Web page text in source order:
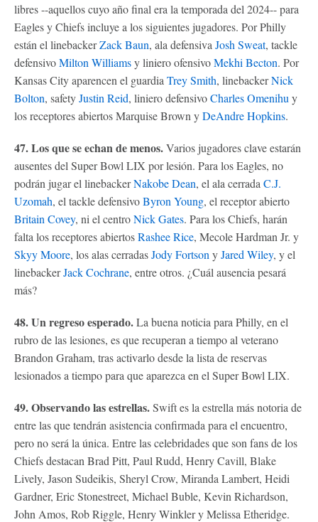
libres --aquellos cuyo año final era la temporada del 2024-- para
Eagles y Chiefs incluye a los siguientes jugadores. Por Philly
están el linebackerZack Baun, ala defensiva Josh Sweat, tackle
defensivoMilton Williamsy liniero ofensivoMekhi Becton. Por
Kansas City aparencen el guardia Trey Smith, linebackerNick
Bolton, safetyJustin Reid, liniero defensivoCharles Omenihu y
los receptores abiertos Marquise Brown yDeAndre Hopkins.
47. Los que se echan de menos.Varios jugadores clave estarán
ausentes del Super Bowl LIX por lesión. Para los Eagles, no
podrán jugar el linebackerNakobe Dean, el ala cerrada C.J.
Uzomah, el tackle defensivoByron Young, el receptor abierto
Britain Covey, ni el centroNick Gates. Para los Chiefs, harán
falta los receptores abiertosRashee Rice, Mecole Hardman Jr. y
Skyy Moore, los alas cerradasJody Fortson yJared Wiley, y el
linebackerJack Cochrane, entre otros. ¿Cuál ausencia pesará
más?
48. Un regreso esperado.La buena noticia para Philly, en el
rubro de las lesiones, es que recuperan a tiempo al veterano
Brandon Graham, tras activarlo desde la lista de reservas
lesionados a tiempo para que aparezca en el Super Bowl LIX.
49. Observando las estrellas.Swift es la estrella más notoria de
entre las que tendrán asistencia confirmada para el encuentro,
pero no será la única. Entre las celebridades que son fans de los
Chiefs destacan Brad Pitt, Paul Rudd, Henry Cavill, Blake
Lively, Jason Sudeikis, Sheryl Crow, Miranda Lambert, Heidi
Gardner, Eric Stonestreet, Michael Buble, Kevin Richardson,
John Amos, Rob Riggle, Henry Winkler y Melissa Etheridge.